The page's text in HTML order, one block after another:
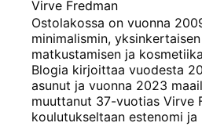
Virve Fredman
Ostolakossa on vuonna
minimalismin,
matkustamisen ja
Blogia kirjoittaa vuodesta
asunut ja vuonna 2023
muuttanut 37-vuotias Virve
koulutukseltaan estenomi